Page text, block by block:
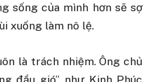
sống của mình hơn sẽ sợ
xuống làm nô lệ.
là trách nhiệm. Ông chủ
đầu gió”, như Kinh Phúc